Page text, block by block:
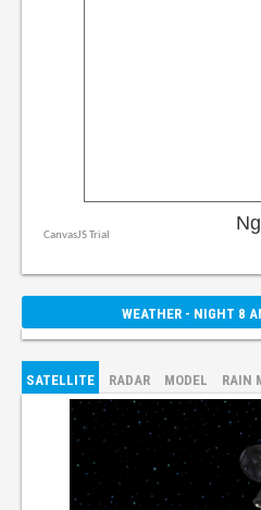
WEATHER - NIGHT 8
SATELLITE RADAR MODEL RAIN